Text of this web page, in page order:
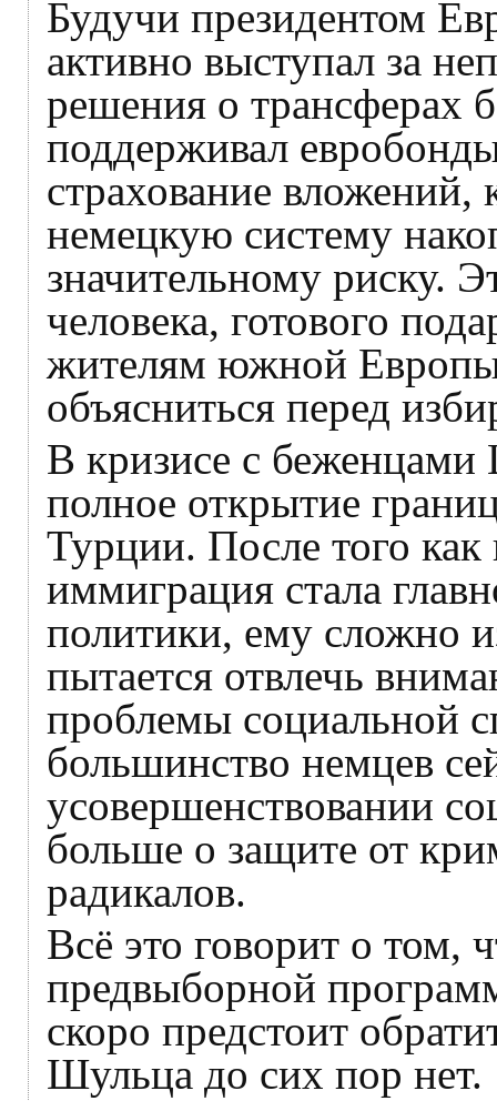
Будучи президентом
активно выступал за
решения о трансферах
поддерживал
страхование вложений,
немецкую систему
значительному риску.
человека, готового
жителям южной
объясниться перед
В кризисе с беженцами
полное открытие
Турции. После того как
иммиграция стала
политики, ему сложно
пытается отвлечь
проблемы социальной
большинство немцев
усовершенствовании
больше о защите от
радикалов.
Всё это говорит о том,
предвыборной
скоро предстоит
Шульца до сих пор нет.